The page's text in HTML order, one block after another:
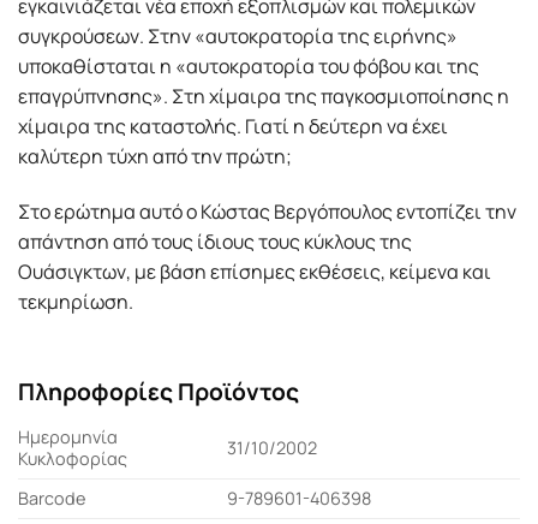
εγκαινιάζεται νέα εποχή εξοπλισμών και πολεμικών
συγκρούσεων. Στην «αυτοκρατορία της ειρήνης»
υποκαθίσταται η «αυτοκρατορία του φόβου και της
επαγρύπνησης». Στη χίμαιρα της παγκοσμιοποίησης η
χίμαιρα της καταστολής. Γιατί η δεύτερη να έχει
καλύτερη τύχη από την πρώτη;
Στο ερώτημα αυτό ο Κώστας Βεργόπουλος εντοπίζει την
απάντηση από τους ίδιους τους κύκλους της
Ουάσιγκτων, με βάση επίσημες εκθέσεις, κείμενα και
τεκμηρίωση.
Πληροφορίες Προϊόντος
Ημερομηνία
Κυκλοφορίας
31/10/2002
Barcode
9-789601-406398